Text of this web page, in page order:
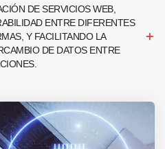
DE SERVICIOS WEB,
ENTRE DIFERENTES
Y FACILITANDO LA
DE DATOS ENTRE